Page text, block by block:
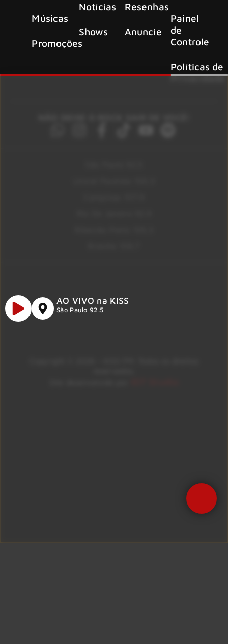
Músicas
Promoções
Notícias
Shows
Resenhas
Anuncie
Painel
de
Controle
Políticas de
Privacidade
AO VIVO na KISS
São Paulo 92.5